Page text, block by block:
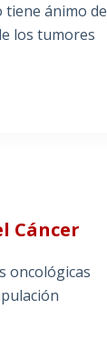
tiene ánimo de
los tumores
Cáncer
oncológicas